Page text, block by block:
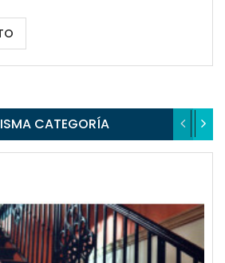
CATEGORÍA